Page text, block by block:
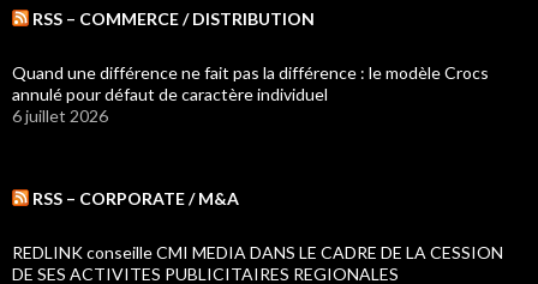
RSS – COMMERCE / DISTRIBUTION
Quand une différence ne fait pas la différence : le modèle Crocs
annulé pour défaut de caractère individuel
6 juillet 2026
RSS – CORPORATE / M&A
REDLINK conseille CMI MEDIA DANS LE CADRE DE LA CESSION
DE SES ACTIVITES PUBLICITAIRES REGIONALES